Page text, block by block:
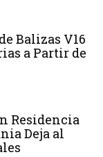
Balizas V16
a Partir de
Residencia
Deja al